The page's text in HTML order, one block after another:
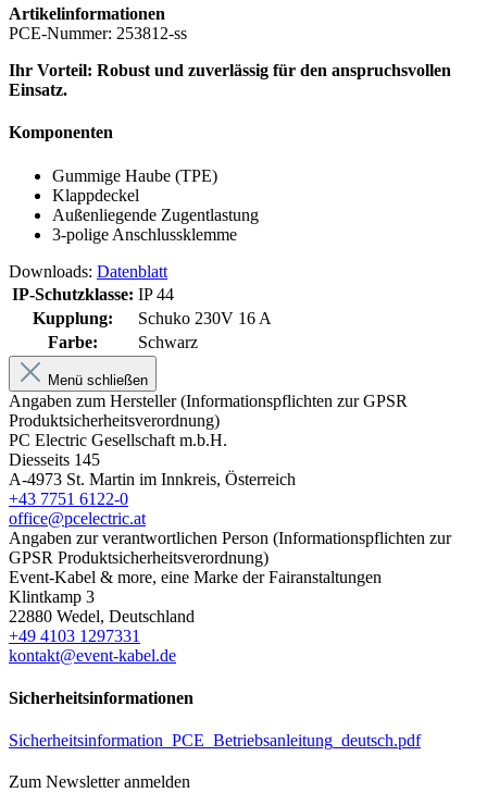
Artikelinformationen
PCE-Nummer: 253812-ss
Ihr Vorteil: Robust und zuverlässig für den anspruchsvollen
Einsatz.
Komponenten
Gummige Haube (TPE)
Klappdeckel
Außenliegende Zugentlastung
3-polige Anschlussklemme
Downloads: Datenblatt
IP-Schutzklasse: IP 44
Kupplung:
Schuko 230V 16 A
Farbe:
Schwarz
Menü schließen
Angaben zum Hersteller (Informationspflichten zur GPSR
Produktsicherheitsverordnung)
PC Electric Gesellschaft m.b.H.
Diesseits 145
A-4973 St. Martin im Innkreis, Österreich
+43 7751 6122-0
office@pcelectric.at
Angaben zur verantwortlichen Person (Informationspflichten zur
GPSR Produktsicherheitsverordnung)
Event-Kabel & more, eine Marke der Fairanstaltungen
Klintkamp 3
22880 Wedel, Deutschland
+49 4103 1297331
kontakt@event-kabel.de
Sicherheitsinformationen
Sicherheitsinformation_PCE_Betriebsanleitung_deutsch.pdf
Zum Newsletter anmelden